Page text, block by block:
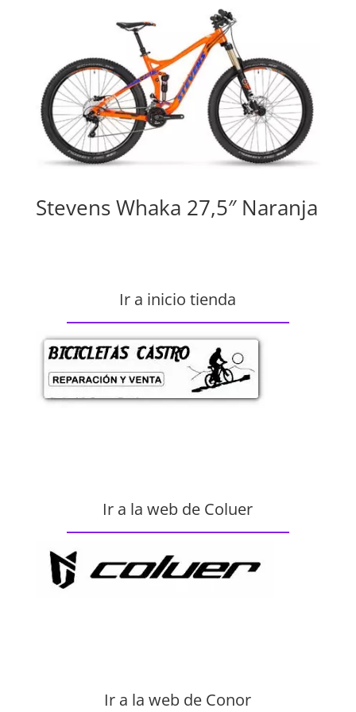
Stevens Whaka 27,5″ Naranja
Ir a inicio tienda
Ir a la web de Coluer
Ir a la web de Conor